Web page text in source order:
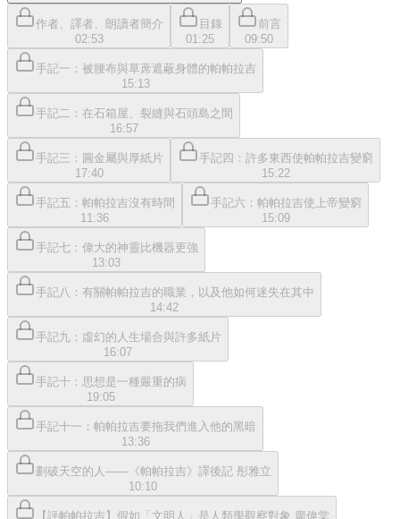
作者、譯者、朗讀者簡介
02:53
目錄
01:25
前言
09:50
手記一：被腰布與草蓆遮蔽身體的帕帕拉吉
15:13
手記二：在石箱屋、裂縫與石頭島之間
16:57
手記三：圓金屬與厚紙片
17:40
手記四：許多東西使帕帕拉吉變窮
15:22
手記五：帕帕拉吉沒有時間
11:36
手記六：帕帕拉吉使上帝變窮
15:09
手記七：偉大的神靈比機器更強
13:03
手記八：有關帕帕拉吉的職業，以及他如何迷失在其中
14:42
手記九：虛幻的人生場合與許多紙片
16:07
手記十：思想是一種嚴重的病
19:05
手記十一：帕帕拉吉要拖我們進入他的黑暗
13:36
劃破天空的人——《帕帕拉吉》譯後記 彤雅立
10:10
【評帕帕拉吉】假如「文明人」是人類學觀察對象 廖偉棠